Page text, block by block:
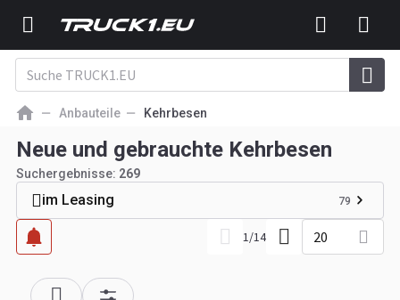
Anbauteile Kehrbesen
Neue und gebrauchte Kehrbesen
Suchergebnisse: 269
im Leasing 79
1/14 20